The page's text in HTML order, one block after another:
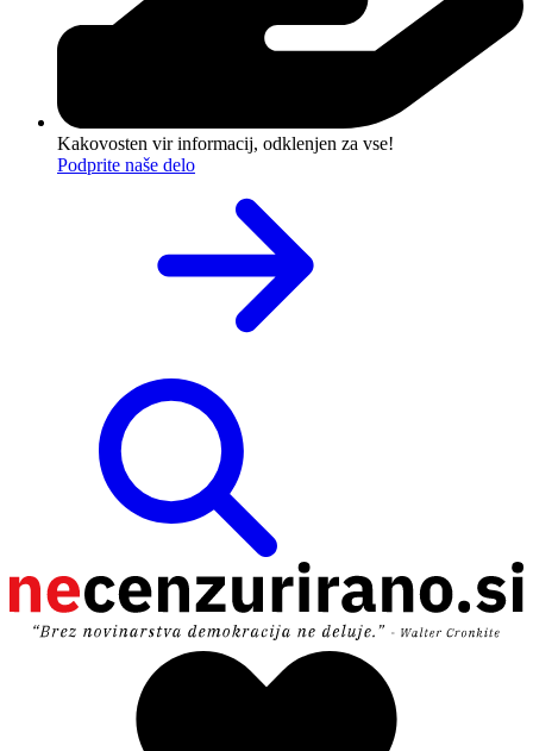
Kakovosten vir informacij, odklenjen za vse!
Podprite naše delo